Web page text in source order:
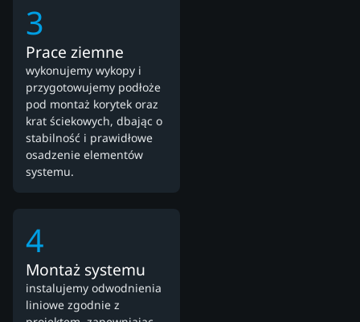
3
Prace ziemne
wykonujemy wykopy i
przygotowujemy podłoże
pod montaż korytek oraz
krat ściekowych, dbając o
stabilność i prawidłowe
osadzenie elementów
systemu.
4
Montaż systemu
instalujemy odwodnienia
liniowe zgodnie z